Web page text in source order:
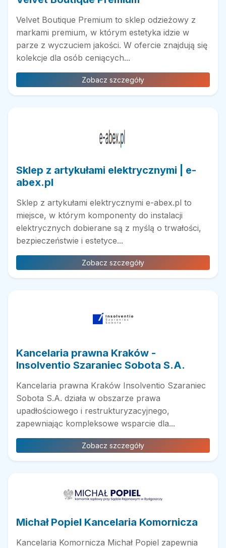
Velvet Boutique Premium to sklep odzieżowy z
markami premium, w którym estetyka idzie w
parze z wyczuciem jakości. W ofercie znajdują się
kolekcje dla osób ceniących...
Zobacz szczegóły
Sklep z artykułami elektrycznymi | e-
abex.pl
Sklep z artykułami elektrycznymi e-abex.pl to
miejsce, w którym komponenty do instalacji
elektrycznych dobierane są z myślą o trwałości,
bezpieczeństwie i estetyce...
Zobacz szczegóły
Kancelaria prawna Kraków -
Insolventio Szaraniec Sobota S.A.
Kancelaria prawna Kraków Insolventio Szaraniec
Sobota S.A. działa w obszarze prawa
upadłościowego i restrukturyzacyjnego,
zapewniając kompleksowe wsparcie dla...
Zobacz szczegóły
Michał Popiel Kancelaria Komornicza
Kancelaria Komornicza Michał Popiel zapewnia